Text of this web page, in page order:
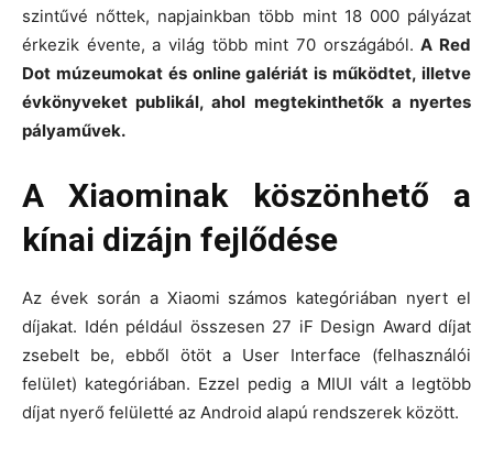
szintűvé nőttek, napjainkban több mint 18 000 pályázat
érkezik évente, a világ több mint 70 országából.A Red
Dot múzeumokat és online galériát is működtet, illetve
évkönyveket publikál, ahol megtekinthetők a nyertes
pályaművek.
A Xiaominak köszönhető a
kínai dizájn fejlődése
Az évek során a Xiaomi számos kategóriában nyert el
díjakat. Idén például összesen 27 iF Design Award díjat
zsebelt be, ebből ötöt a User Interface (felhasználói
felület) kategóriában. Ezzel pedig a MIUI vált a legtöbb
díjat nyerő felületté az Android alapú rendszerek között.